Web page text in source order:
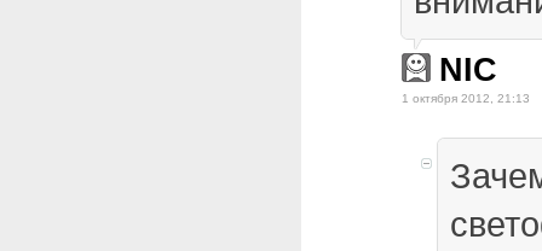
NIC
1 октября 2012, 21:13